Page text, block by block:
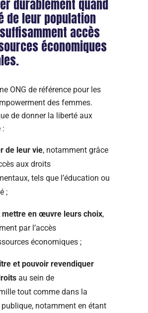
durablement quand
de leur population
accès
économiques
ONG de référence pour les
des femmes.
de donner la liberté aux
:
de leur vie, notamment grâce
aux droits
tels que l’éducation ou
;
mettre en œuvre leurs choix,
par l’accès
économiques ;
et pouvoir revendiquer
au sein de
tout comme dans la
publique, notamment en étant